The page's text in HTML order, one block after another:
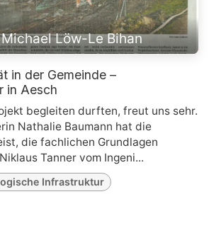
Löw-Le Bihan
in der Gemeinde –
in Aesch
begleiten durften, freut uns sehr.
Nathalie Baumann hat die
die fachlichen Grundlagen
Tanner vom Ingeni...
Infrastruktur